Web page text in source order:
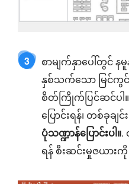
3
စာမျက်နှာပေါ်တွင်
နှစ်သက်သော မြင်ကွ
စိတ်ကြိုက်ပြင်ဆင်ပ
ပြောင်းရန်၊ တစ်ခုချ
ပုံသဏ္ဍာန်ပြောင်းပါ။.
ရန် စီးဆင်းမှုဇယား